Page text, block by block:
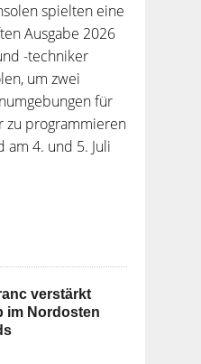
spielten eine
Ausgabe 2026
-techniker
um zwei
für
zu programmieren
am 4. und 5. Juli
verstärkt
im Nordosten